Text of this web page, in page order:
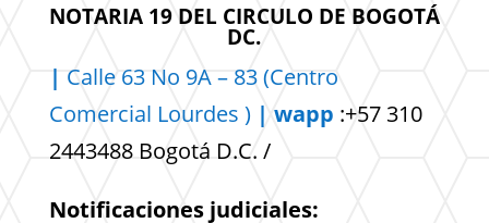
NOTARIA 19 DEL CIRCULO DE BOGOTÁ
DC.
| Calle 63 No 9A – 83 (Centro
Comercial Lourdes ) | wapp :+57 310
2443488 Bogotá D.C. /
Notificaciones judiciales: